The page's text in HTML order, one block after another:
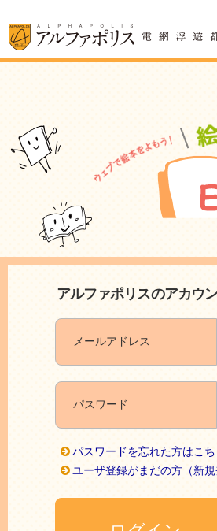
アルファポリスのアカウ
メールアドレス
パスワード
パスワードを忘れた方はこち
ユーザ登録がまだの方（新